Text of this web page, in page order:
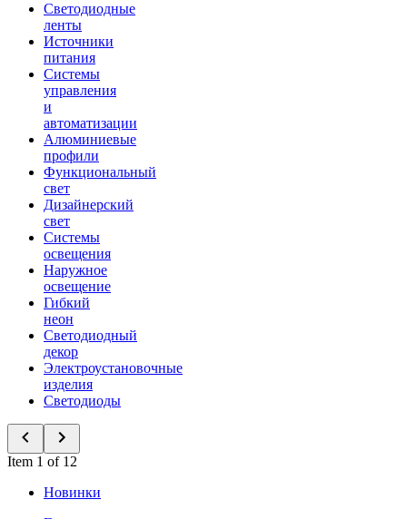
Светодиодные
ленты
Источники
питания
Системы
управления
и
автоматизации
Алюминиевые
профили
Функциональный
свет
Дизайнерский
свет
Системы
освещения
Наружное
освещение
Гибкий
неон
Светодиодный
декор
Электроустановочные
изделия
Светодиоды
Item 1 of 12
Новинки